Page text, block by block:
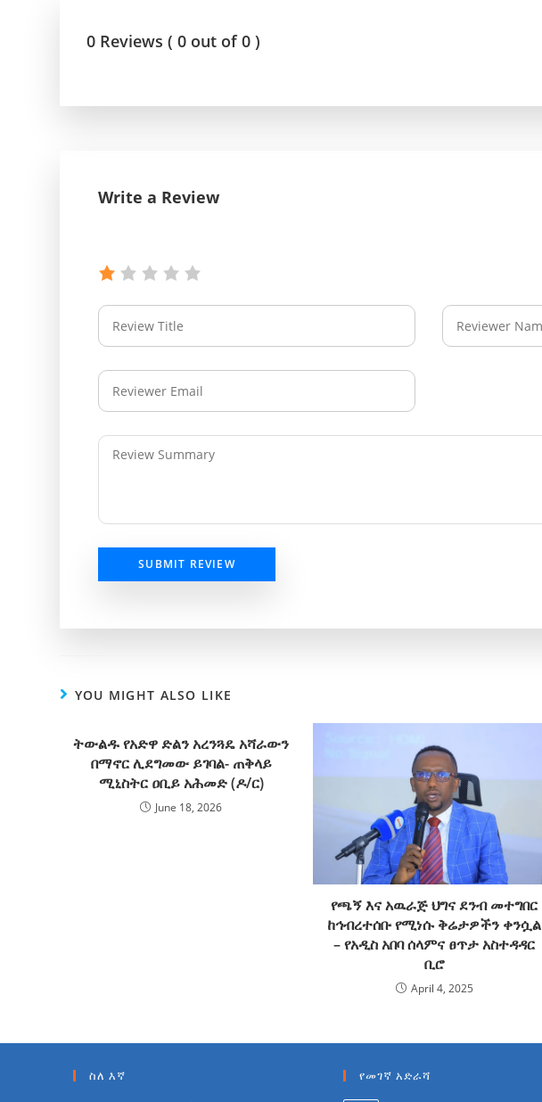
0 Reviews ( 0 out of 0 )
Write a Review
SUBMIT REVIEW
YOU MIGHT ALSO LIKE
ትውልዱ የአድዋ ድልን አረንጓዴ አሻራውን
በማኖር ሊደግመው ይገባል- ጠቅላይ
ሚኒስትር ዐቢይ አሕመድ (ዶ/ር)
June 18, 2026
የጫኝ እና አዉራጅ ህግና ደንብ መተግበር
ከኅብረተሰቡ የሚነሱ ቅሬታዎችን ቀንሷል
– የአዲስ አበባ ሰላምና ፀጥታ አስተዳዳር
ቢሮ
April 4, 2025
ስለ እኛ የመገኛ አድራሻ